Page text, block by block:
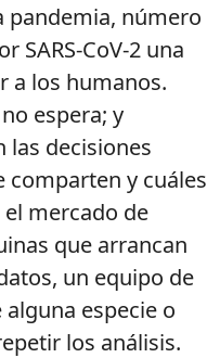
pandemia, número
CoV-2 una
a los humanos.
espera; y
las decisiones
comparten y cuáles
mercado de
que arrancan
un equipo de
especie o
los análisis.